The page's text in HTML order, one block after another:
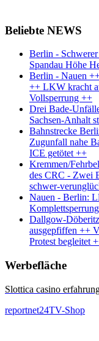
Beliebte NEWS
Berlin -
Spandau Höhe
Berlin - Nauen
++ LKW kracht
Vollsperrung ++
Drei Bade-
Sachsen-Anhalt
Bahnstrecke
Zugunfall nahe
ICE getötet ++
Kremmen/
des CRC - Zwei
schwer-
Nauen - Berlin:
Dallgow-
ausgepfiffen ++
Protest begleitet
Werbefläche
Slottica casino
reportnet24TV-Shop